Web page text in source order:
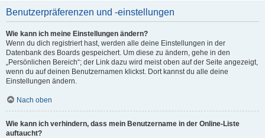
Benutzerpräferenzen und -einstellungen
Wie kann ich meine Einstellungen ändern?
Wenn du dich registriert hast, werden alle deine Einstellungen in der
Datenbank des Boards gespeichert. Um diese zu ändern, gehe in den
„Persönlichen Bereich“; der Link dazu wird meist oben auf der Seite angezeigt,
wenn du auf deinen Benutzernamen klickst. Dort kannst du alle deine
Einstellungen ändern.
Nach oben
Wie kann ich verhindern, dass mein Benutzername in der Online-Liste
auftaucht?